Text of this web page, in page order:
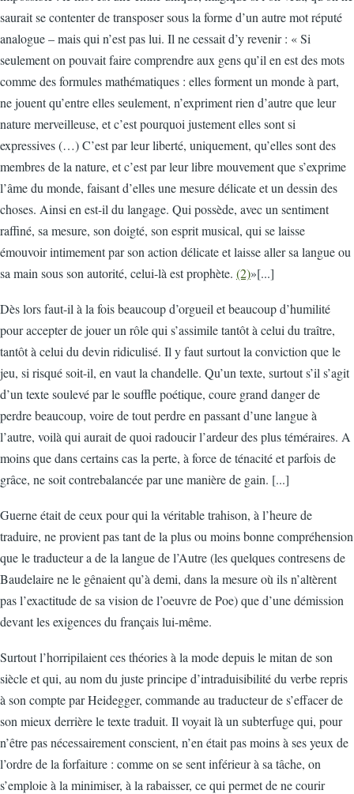
saurait se contenter de transposer sous la forme d’un autre mot réputé
analogue – mais qui n’est pas lui. Il ne cessait d’y revenir : « Si
seulement on pouvait faire comprendre aux gens qu’il en est des mots
comme des formules mathématiques : elles forment un monde à part,
ne jouent qu’entre elles seulement, n’expriment rien d’autre que leur
nature merveilleuse, et c’est pourquoi justement elles sont si
expressives (…) C’est par leur liberté, uniquement, qu’elles sont des
membres de la nature, et c’est par leur libre mouvement que s’exprime
l’âme du monde, faisant d’elles une mesure délicate et un dessin des
choses. Ainsi en est-il du langage. Qui possède, avec un sentiment
raffiné, sa mesure, son doigté, son esprit musical, qui se laisse
émouvoir intimement par son action délicate et laisse aller sa langue ou
sa main sous son autorité, celui-là est prophète. (2)»[...]
Dès lors faut-il à la fois beaucoup d’orgueil et beaucoup d’humilité
pour accepter de jouer un rôle qui s’assimile tantôt à celui du traître,
tantôt à celui du devin ridiculisé. Il y faut surtout la conviction que le
jeu, si risqué soit-il, en vaut la chandelle. Qu’un texte, surtout s’il s’agit
d’un texte soulevé par le souffle poétique, coure grand danger de
perdre beaucoup, voire de tout perdre en passant d’une langue à
l’autre, voilà qui aurait de quoi radoucir l’ardeur des plus téméraires. A
moins que dans certains cas la perte, à force de ténacité et parfois de
grâce, ne soit contrebalancée par une manière de gain. [...]
Guerne était de ceux pour qui la véritable trahison, à l’heure de
traduire, ne provient pas tant de la plus ou moins bonne compréhension
que le traducteur a de la langue de l’Autre (les quelques contresens de
Baudelaire ne le gênaient qu’à demi, dans la mesure où ils n’altèrent
pas l’exactitude de sa vision de l’oeuvre de Poe) que d’une démission
devant les exigences du français lui-même.
Surtout l’horripilaient ces théories à la mode depuis le mitan de son
siècle et qui, au nom du juste principe d’intraduisibilité du verbe repris
à son compte par Heidegger, commande au traducteur de s’effacer de
son mieux derrière le texte traduit. Il voyait là un subterfuge qui, pour
n’être pas nécessairement conscient, n’en était pas moins à ses yeux de
l’ordre de la forfaiture : comme on se sent inférieur à sa tâche, on
s’emploie à la minimiser, à la rabaisser, ce qui permet de ne courir